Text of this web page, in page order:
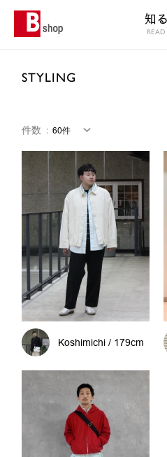
知る
READ
STYLING
件数 ：
Koshimichi / 179cm